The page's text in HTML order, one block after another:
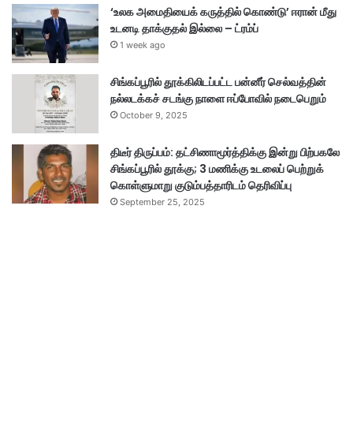
‘உலக அமைதியைக் கருத்தில் கொண்டு’ ஈரான் மீது
உடனடி தாக்குதல் இல்லை – ட்ரம்ப்
1 week ago
சிங்கப்பூரில் தூக்கிலிடப்பட்ட பன்னீர் செல்வத்தின்
நல்லடக்கச் சடங்கு நாளை ஈப்போவில் நடைபெறும்
October 9, 2025
திடீர் திருப்பம்: தட்சிணாமூர்த்திக்கு இன்று பிற்பகலே
சிங்கப்பூரில் தூக்கு; 3 மணிக்கு உடலைப் பெற்றுக்
கொள்ளுமாறு குடும்பத்தாரிடம் தெரிவிப்பு
September 25, 2025